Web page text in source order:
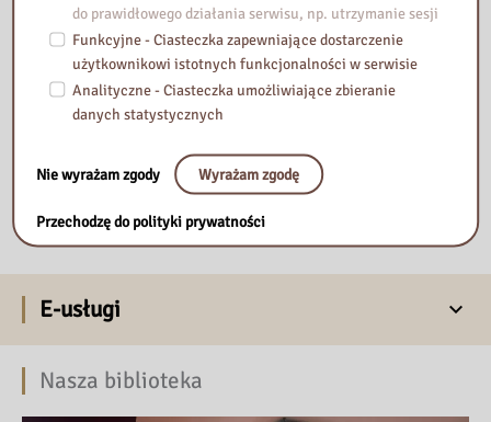
Bibliografia załącznikowa do wystawy o powstaniu w getcie
warszawskim 2025– (.pdf, 262 KB)
E-usługi
Nasza biblioteka
do prawidłowego działania serwisu, np. utrzymanie sesji
Funkcyjne - Ciasteczka zapewniające dostarczenie
użytkownikowi istotnych funkcjonalności w serwisie
Analityczne - Ciasteczka umożliwiające zbieranie
danych statystycznych
Nie wyrażam zgody Wyrażam zgodę
Przechodzę do polityki prywatności